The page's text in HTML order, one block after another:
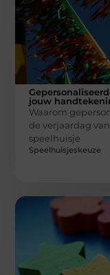
jouw
Waarom
de verjaardag
speelhuisje
Speelhuisjeskeuze